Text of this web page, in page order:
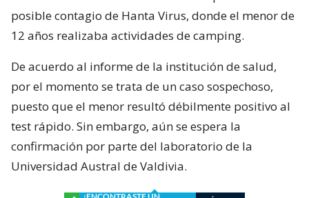
posible contagio de Hanta Virus, donde el menor de
12 años realizaba actividades de camping.
De acuerdo al informe de la institución de salud,
por el momento se trata de un caso sospechoso,
puesto que el menor resultó débilmente positivo al
test rápido. Sin embargo, aún se espera la
confirmación por parte del laboratorio de la
Universidad Austral de Valdivia.